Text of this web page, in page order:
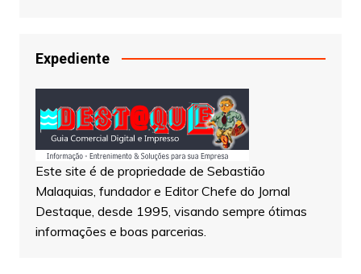
Expediente
Este site é de propriedade de Sebastião
Malaquias, fundador e Editor Chefe do Jornal
Destaque, desde 1995, visando sempre ótimas
informações e boas parcerias.